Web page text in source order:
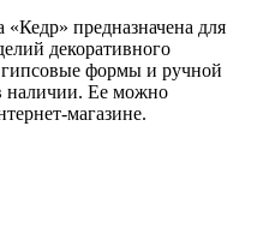
«Кедр» предназначена для
декоративного
формы и ручной
наличии. Ее можно
магазине.